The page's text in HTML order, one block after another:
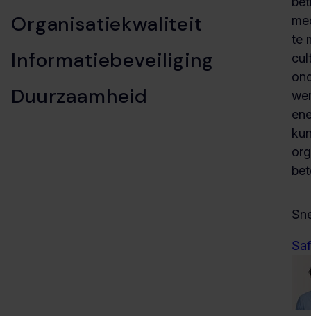
Organisatiekwaliteit
Informatiebeveiliging
Duurzaamheid
te